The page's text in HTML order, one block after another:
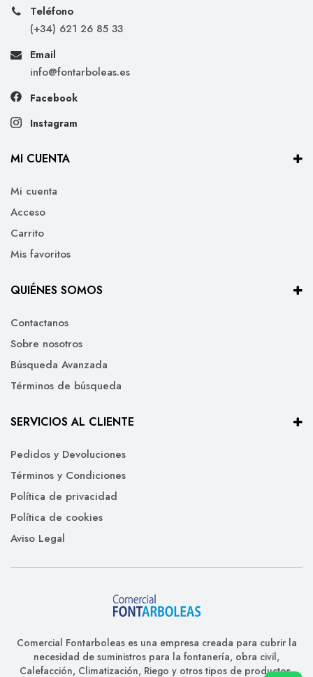
Teléfono
(+34) 621 26 85 33
Email
info@fontarboleas.es
Facebook
Instagram
MI CUENTA
Mi cuenta
Acceso
Carrito
Mis favoritos
QUIÉNES SOMOS
Contactanos
Sobre nosotros
Búsqueda Avanzada
Términos de búsqueda
SERVICIOS AL CLIENTE
Pedidos y Devoluciones
Términos y Condiciones
Política de privacidad
Política de cookies
Aviso Legal
Comercial Fontarboleas es una empresa creada para cubrir la
necesidad de suministros para la fontanería, obra civil,
Calefacción, Climatización, Riego y otros tipos de productos.